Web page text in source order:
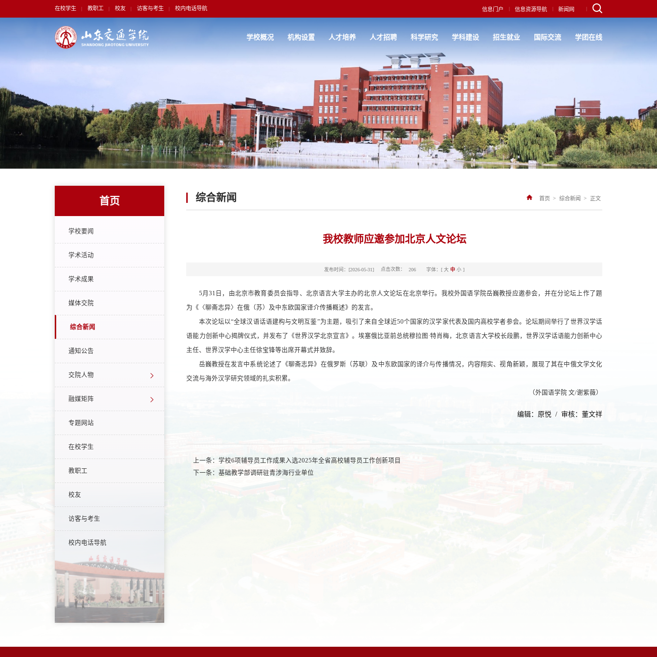
在校学生 教职工 校友 访客与考生 校内电话导航 信息门户 信息资源导航 新闻网
学校概况 机构设置 人才培养 人才招聘 科学研究 学科建设 招生就业 国际交流 学团在线
首页
学校要闻
学术活动
学术成果
媒体交院
综合新闻
通知公告
交院人物
融媒矩阵
专题网站
在校学生
教职工
校友
访客与考生
校内电话导航
综合新闻 首页 > 综合新闻 > 正文
我校教师应邀参加北京人文论坛
发布时间：[2026-05-31] 点击次数： 206 字体：[大 中 小 ]
5月31日，由北京市教育委员会指导、北京语言大学主办的北京人文论坛在北京举行。我校外国语学院岳巍教授应邀参会，并在分论坛上作了题
为《〈聊斋志异〉在俄（苏）及中东欧国家译介传播概述》的发言。
本次论坛以“全球汉语话语建构与文明互鉴”为主题，吸引了来自全球近50个国家的汉学家代表及国内高校学者参会。论坛期间举行了世界汉学话
语能力创新中心揭牌仪式，并发布了《世界汉学北京宣言》。埃塞俄比亚前总统穆拉图·特肖梅，北京语言大学校长段鹏，世界汉学话语能力创新中心
主任、世界汉学中心主任徐宝锋等出席开幕式并致辞。
岳巍教授在发言中系统论述了《聊斋志异》在俄罗斯（苏联）及中东欧国家的译介与传播情况，内容翔实、视角新颖，展现了其在中俄文学文化
交流与海外汉学研究领域的扎实积累。
（外国语学院 文/谢紫薇）
编辑：原悦 / 审核：董文祥
上一条：学校6项辅导员工作成果入选2025年全省高校辅导员工作创新项目
下一条：基础教学部调研驻青涉海行业单位